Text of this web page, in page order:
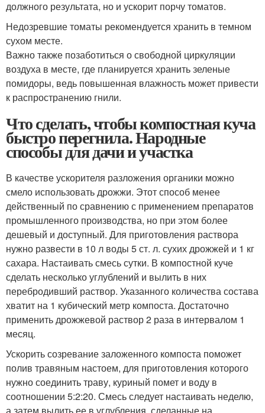
должного результата, но и ускорит порчу томатов.
Недозревшие томаты рекомендуется хранить в темном
сухом месте.
Важно также позаботиться о свободной циркуляции
воздуха в месте, где планируется хранить зеленые
помидоры, ведь повышенная влажность может привести
к распространению гнили.
Что сделать, чтобы компостная куча
быстро перегнила. Народные
способы для дачи и участка
В качестве ускорителя разложения органики можно
смело использовать дрожжи. Этот способ менее
действенный по сравнению с применением препаратов
промышленного производства, но при этом более
дешевый и доступный. Для приготовления раствора
нужно развести в 10 л воды 5 ст. л. сухих дрожжей и 1 кг
сахара. Настаивать смесь сутки. В компостной куче
сделать несколько углублений и вылить в них
перебродивший раствор. Указанного количества состава
хватит на 1 кубический метр компоста. Достаточно
применить дрожжевой раствор 2 раза в интервалом 1
месяц.
Ускорить созревание заложенного компоста поможет
полив травяным настоем, для приготовления которого
нужно соединить траву, куриный помет и воду в
соотношении 5:2:20. Смесь следует настаивать неделю,